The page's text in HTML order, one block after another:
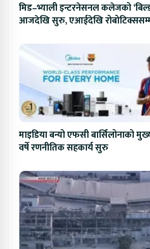
मिड–भ्याली इन्टरनेसनल कलेजको
आजदेखि सुरु, एआईदेखि
माइडिया बन्यो एफसी बार्सिलोनाको
वर्षे रणनीतिक सहकार्य सुरु